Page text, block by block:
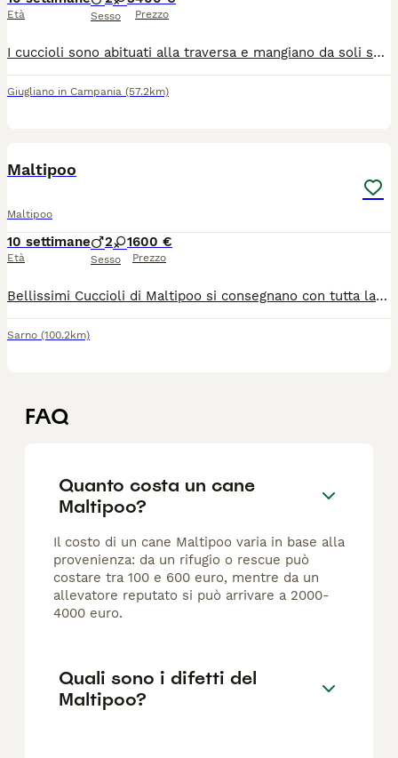
Età Sesso Prezzo
I cuccioli sono abituati alla traversa e mangiano da soli sono 3 femminuccia e 2 maschietti . Sono di coloro tra marroncino e il begje
Giugliano in Campania (57.2km)
Maltipoo
Maltipoo
10 settimane
Età
2 1
Sesso
600 €
Prezzo
Bellissimi Cuccioli di Maltipoo si consegnano con tutta la prassi veterinaria. Allevamento italiano con genitori visibili
Sarno (100.2km)
FAQ
Quanto costa un cane
Maltipoo?
Il costo di un cane Maltipoo varia in base alla
provenienza: da un rifugio o rescue può
costare tra 100 e 600 euro, mentre da un
allevatore reputato si può arrivare a 2000-
4000 euro.
Quali sono i difetti del
Maltipoo?